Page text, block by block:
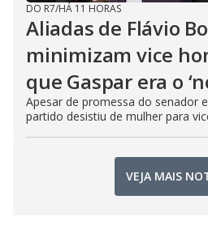
DO R7/HÁ 11 HORAS
Aliadas de Flávio
minimizam vice
que Gaspar era o
Apesar de promessa do senador
partido desistiu de mulher para
VEJA MAIS